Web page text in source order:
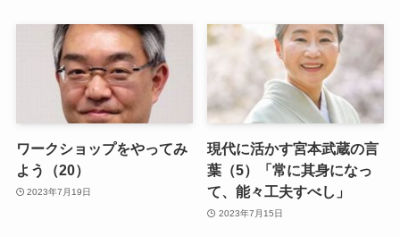
ワークショップをやってみ
よう（20）
2023年7月19日
現代に活かす宮本武蔵の言
葉（5）「常に其身になっ
て、能々工夫すべし」
2023年7月15日